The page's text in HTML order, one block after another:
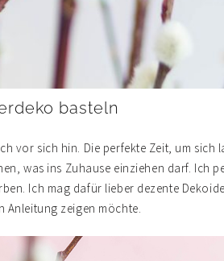
basteln
vor sich hin. Die perfekte Zeit, um sich
was ins Zuhause einziehen darf. Ich
Ich mag dafür lieber dezente
Anleitung zeigen möchte.